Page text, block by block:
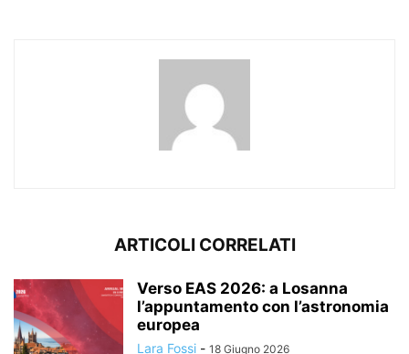
ARTICOLI CORRELATI
Verso EAS 2026: a Losanna
l’appuntamento con l’astronomia
europea
Lara Fossi - 18 Giugno 2026